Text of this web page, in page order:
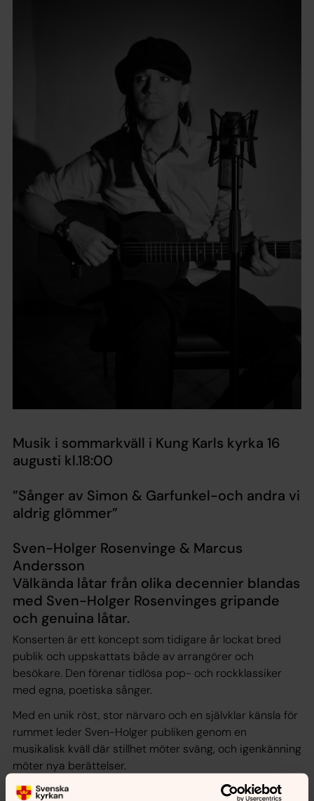
Musik i sommarkväll i Kung Karls kyrka 16
augusti kl.18:00
”Sånger av Simon & Garfunkel-och andra vi
aldrig glömmer”
Sven-Holger Rosenvinge & Marcus
Andersson
Välkända låtar från olika decennier blandas
med Sven-Holger Rosenvinges gripande
och genuina låtar.
Konserten är ett koncept som tidigare år lockat bred
publik och uppskattats både av arrangörer och
besökare. Den förenar tidlösa pop- och rockklassiker
med egna, poetiska sånger.
Med en unik röst, stor närvaro och en självklar känsla för
rummet leder Sven-Holger publiken genom en
musikalisk kväll där stillhet möter sväng, och igenkänning
möter nya berättelser.
Under konserten får vi höra sånger av Simon &